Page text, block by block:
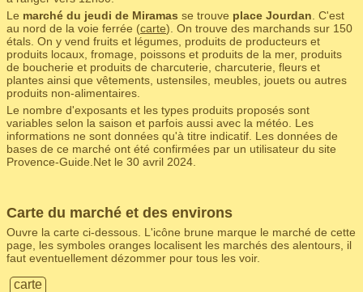
Le marché du jeudi de Miramas se trouve place Jourdan . C'est
au nord de la voie ferrée (carte). On trouve des marchands sur 150
étals. On y vend fruits et légumes, produits de producteurs et
produits locaux, fromage, poissons et produits de la mer, produits
de boucherie et produits de charcuterie, charcuterie, fleurs et
plantes ainsi que vêtements, ustensiles, meubles, jouets ou autres
produits non-alimentaires.
Le nombre d'exposants et les types produits proposés sont
variables selon la saison et parfois aussi avec la météo. Les
informations ne sont données qu'à titre indicatif. Les données de
bases de ce marché ont été confirmées par un utilisateur du site
Provence-Guide.Net le 30 avril 2024.
Carte du marché et des environs
Ouvre la carte ci-dessous. L'icône brune marque le marché de cette
page, les symboles oranges localisent les marchés des alentours, il
faut eventuellement dézommer pour tous les voir.
carte